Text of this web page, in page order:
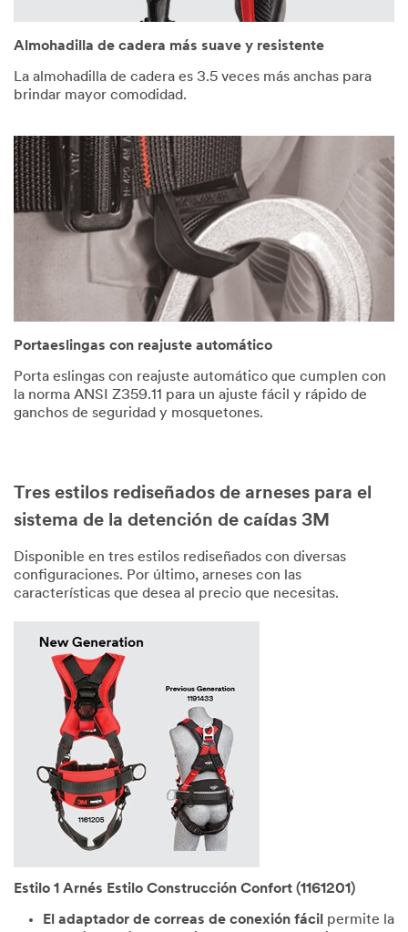
Almohadilla de cadera más suave y resistente
La almohadilla de cadera es 3.5 veces más anchas para
brindar mayor comodidad.
Portaeslingas con reajuste automático
Porta eslingas con reajuste automático que cumplen con
la norma ANSI Z359.11 para un ajuste fácil y rápido de
ganchos de seguridad y mosquetones.
Tres estilos rediseñados de arneses para el
sistema de la detención de caídas 3M
Disponible en tres estilos rediseñados con diversas
configuraciones. Por último, arneses con las
características que desea al precio que necesitas.
Estilo 1 Arnés Estilo Construcción Confort (1161201)
El adaptador de correas de conexión fácil permite la